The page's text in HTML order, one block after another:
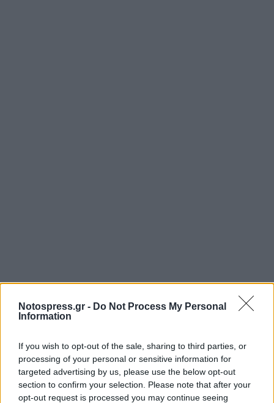
Notospress.gr - Do Not Process My Personal
Information
If you wish to opt-out of the sale, sharing to third parties, or
processing of your personal or sensitive information for
targeted advertising by us, please use the below opt-out
section to confirm your selection. Please note that after your
opt-out request is processed you may continue seeing
Σχετικά Άρθρα